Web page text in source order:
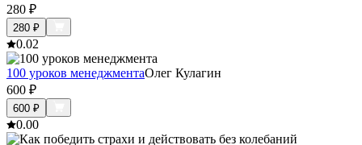
280 ₽
280 ₽
0.02
100 уроков менеджментаОлег Кулагин
600 ₽
600 ₽
0.00